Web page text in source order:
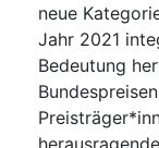
neue
Jahr 2021
Bedeutung